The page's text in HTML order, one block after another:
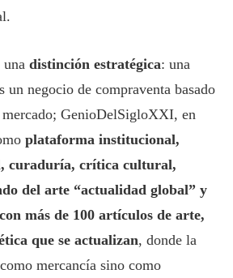
distinción estratégica: una
un negocio de compraventa basado
GenioDelSigloXXI, en
plataforma institucional,
curaduría, crítica cultural,
del arte “actualidad global” y
más de 100 artículos de arte,
que se actualizan, donde la
mercancía sino como